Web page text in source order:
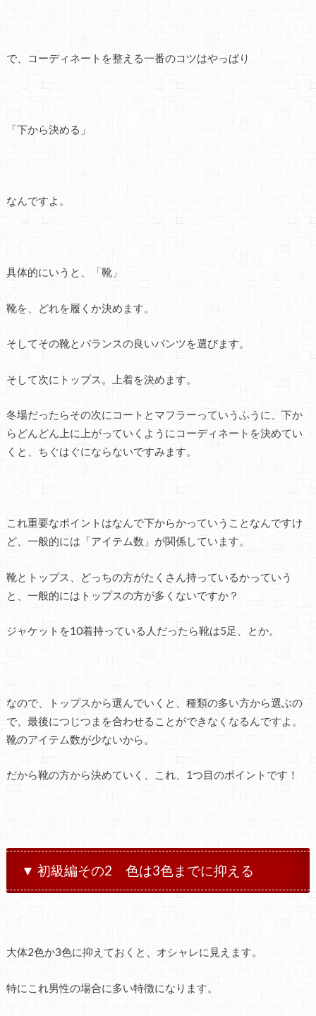
で、コーディネートを整える一番のコツはやっぱり
「下から決める」
なんですよ。
具体的にいうと、「靴」
靴を、どれを履くか決めます。
そしてその靴とバランスの良いパンツを選びます。
そして次にトップス。上着を決めます。
冬場だったらその次にコートとマフラーっていうふうに、下か
らどんどん上に上がっていくようにコーディネートを決めてい
くと、ちぐはぐにならないですみます。
これ重要なポイントはなんで下からかっていうことなんですけ
ど、一般的には「アイテム数」が関係しています。
靴とトップス、どっちの方がたくさん持っているかっていう
と、一般的にはトップスの方が多くないですか？
ジャケットを10着持っている人だったら靴は5足、とか。
なので、トップスから選んでいくと、種類の多い方から選ぶの
で、最後につじつまを合わせることができなくなるんですよ。
靴のアイテム数が少ないから。
だから靴の方から決めていく、これ、1つ目のポイントです！
▼ 初級編その2 色は3色までに抑える
大体2色か3色に抑えておくと、オシャレに見えます。
特にこれ男性の場合に多い特徴になります。